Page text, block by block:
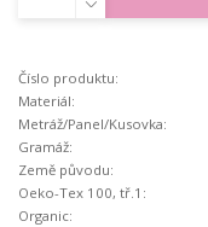
Číslo produktu:
Materiál:
Metráž/Panel/Kusovka:
Gramáž:
Země původu:
Oeko-Tex 100, tř.1:
Organic: